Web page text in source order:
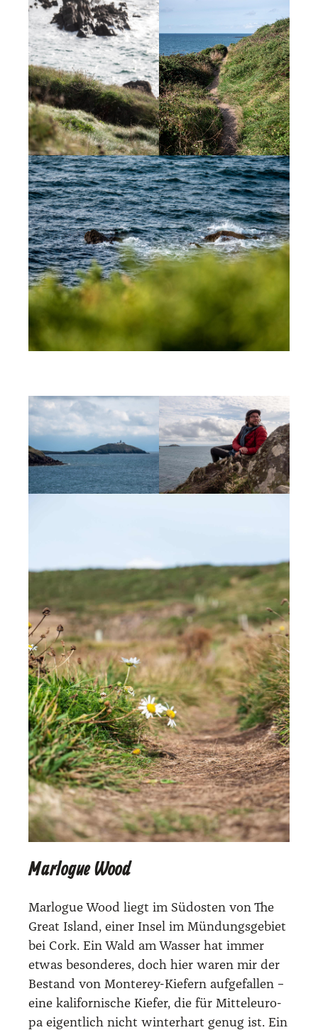
Marlogue Wood
Mar­lo­gue Wood liegt im Süd­os­ten von The
Gre­at Island, einer Insel im Mün­dungs­ge­biet
bei Cork. Ein Wald am Was­ser hat immer
etwas beson­de­res, doch hier waren mir der
Bestand von Mon­terey-Kie­fern auf­ge­fal­len –
eine kali­for­ni­sche Kie­fer, die für Mit­tel­eu­ro­
pa eigent­lich nicht win­ter­hart genug ist. Ein